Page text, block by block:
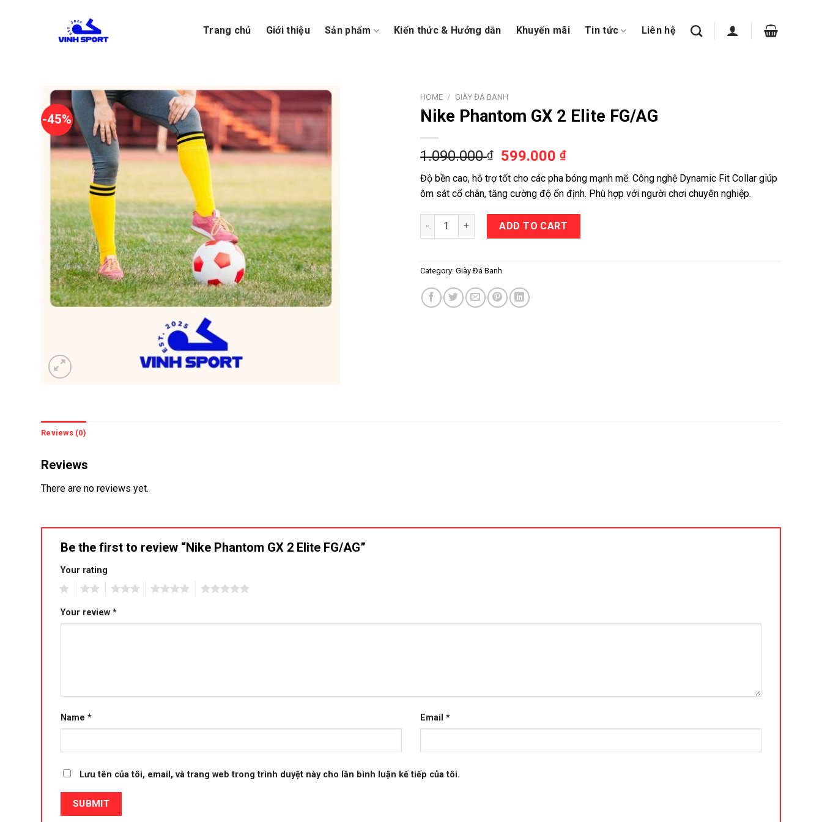
Trang chủ Giới thiệu Sản phẩm Kiến thức & Hướng dẫn Khuyến mãi Tin tức Liên hệ
-45%
HOME / GIÀY ĐÁ BANH
Nike Phantom GX 2 Elite FG/AG
1.090.000₫ 599.000₫
Độ bền cao, hỗ trợ tốt cho các pha bóng mạnh mẽ. Công nghệ Dynamic Fit Collar giúp
ôm sát cổ chân, tăng cường độ ổn định. Phù hợp với người chơi chuyên nghiệp.
Nike Phantom GX 2 Elite FG/AG quantity
ADD TO CART
Category: Giày Đá Banh
Reviews (0)
Reviews
There are no reviews yet.
Be the first to review “Nike Phantom GX 2 Elite FG/AG”
Your rating
Your review *
Name * Email *
Lưu tên của tôi, email, và trang web trong trình duyệt này cho lần bình luận kế tiếp của tôi.